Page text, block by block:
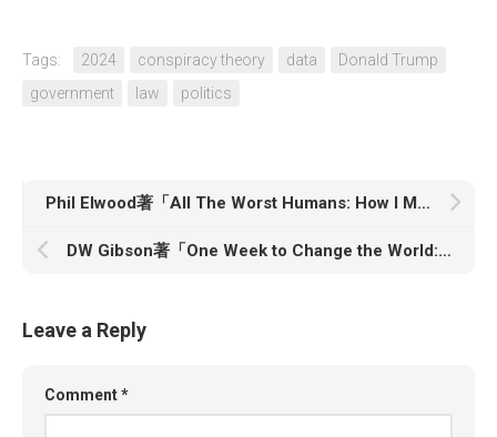
Tags: 2024 conspiracy theory data
Donald Trump
government
law politics
Phil Elwood著「All The Worst Humans: How I Made News for Dictators, Tycoons and Politicians」
DW Gibson著「One Week to Change the World: An Oral History of the 1999 WTO Protests」
Leave a Reply
Comment*